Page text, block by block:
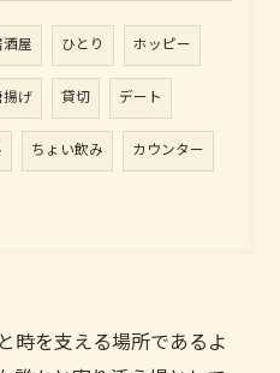
屋 ひとり ホッピー
げ 貸切 デート
ちょい飲み カウンター
時を支える場所であるよ